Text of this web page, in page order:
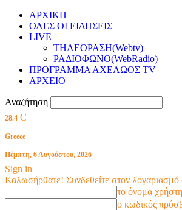
ΑΡΧΙΚΗ
ΟΛΕΣ ΟΙ ΕΙΔΗΣΕΙΣ
LIVE
ΤΗΛΕΟΡΑΣΗ(Webtv)
ΡΑΔΙΟΦΩΝΟ(WebRadio)
ΠΡΟΓΡΑΜΜΑ ΑΧΕΛΩΟΣ TV
ΑΡΧΕΙΟ
Αναζήτηση
28.4 C
Greece
Πέμπτη, 6 Αυγούστου, 2026
Sign in
Καλωσήρθατε! Συνδεθείτε στον λογαριασμό
το όνομα
ο κωδικός